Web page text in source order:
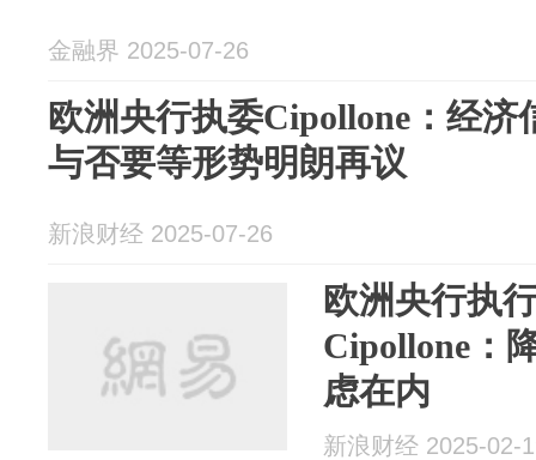
金融界 2025-07-26
欧洲央行执委Cipollone：经济
与否要等形势明朗再议
新浪财经 2025-07-26
欧洲央行执
Cipollone：
虑在内
新浪财经 2025-02-